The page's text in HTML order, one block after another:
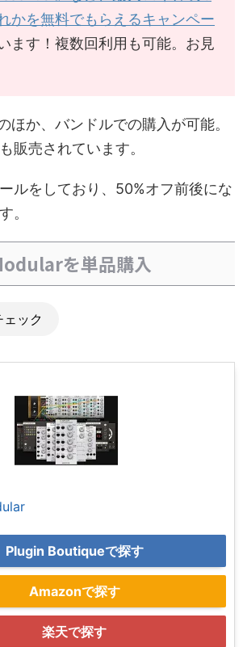
かを無料でもらえるキャンペー
ます！複数回利用も可能。お見
ほか、バンドルでの購入が可能。
販売されています。
ルをしており、50%オフ前後にな
。
を単品購入
ック
Plugin Boutiqueで探す
Amazonで探す
楽天で探す